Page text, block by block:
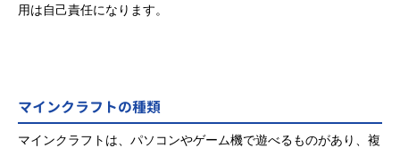
用は自己責任になります。
マインクラフトの種類
マインクラフトは、パソコンやゲーム機で遊べるものがあり、複